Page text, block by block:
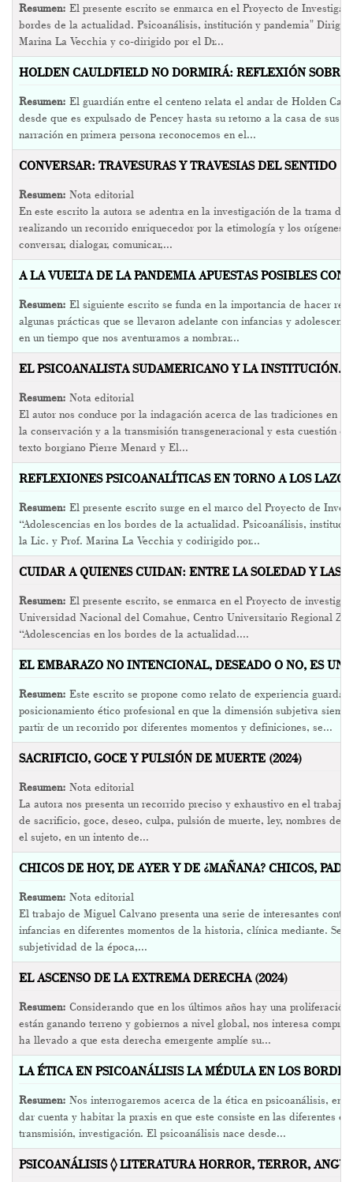
Resumen: El presente escrito se enmarca en el Proyecto de
bordes de la actualidad. Psicoanálisis, institución y pandemia"
Marina La Vecchia y co-dirigido por el Dr...
HOLDEN CAULDFIELD NO DORMIRÁ: REFLEXIÓN
Resumen: El guardián entre el centeno relata el andar de Holden
desde que es expulsado de Pencey hasta su retorno a la casa de sus
narración en primera persona reconocemos en el...
CONVERSAR: TRAVESURAS Y TRAVESIAS DEL SENTIDO
Resumen: Nota editorial
En este escrito la autora se adentra en la investigación de la trama de
realizando un recorrido enriquecedor por la etimología y los orígenes
conversar, dialogar, comunicar,...
A LA VUELTA DE LA PANDEMIA APUESTAS POSIBLES
Resumen: El siguiente escrito se funda en la importancia de hacer
algunas prácticas que se llevaron adelante con infancias y
en un tiempo que nos aventuramos a nombrar...
EL PSICOANALISTA SUDAMERICANO Y LA INSTITUCIÓN.
Resumen: Nota editorial
El autor nos conduce por la indagación acerca de las tradiciones en
la conservación y a la transmisión transgeneracional y esta cuestión
texto borgiano Pierre Menard y El...
REFLEXIONES PSICOANALÍTICAS EN TORNO A LOS
Resumen: El presente escrito surge en el marco del Proyecto de
“Adolescencias en los bordes de la actualidad. Psicoanálisis,
la Lic. y Prof. Marina La Vecchia y codirigido por...
CUIDAR A QUIENES CUIDAN: ENTRE LA SOLEDAD Y LAS
Resumen: El presente escrito, se enmarca en el Proyecto de
Universidad Nacional del Comahue, Centro Universitario Regional
“Adolescencias en los bordes de la actualidad....
EL EMBARAZO NO INTENCIONAL, DESEADO O NO, ES UN
Resumen: Este escrito se propone como relato de experiencia
posicionamiento ético profesional en que la dimensión subjetiva
partir de un recorrido por diferentes momentos y definiciones, se...
SACRIFICIO, GOCE Y PULSIÓN DE MUERTE (2024)
Resumen: Nota editorial
La autora nos presenta un recorrido preciso y exhaustivo en el trabajo
de sacrificio, goce, deseo, culpa, pulsión de muerte, ley, nombres del
el sujeto, en un intento de...
CHICOS DE HOY, DE AYER Y DE ¿MAÑANA? CHICOS,
Resumen: Nota editorial
El trabajo de Miguel Calvano presenta una serie de interesantes
infancias en diferentes momentos de la historia, clínica mediante. Se
subjetividad de la época,...
EL ASCENSO DE LA EXTREMA DERECHA (2024)
Resumen: Considerando que en los últimos años hay una
están ganando terreno y gobiernos a nivel global, nos interesa
ha llevado a que esta derecha emergente amplíe su...
LA ÉTICA EN PSICOANÁLISIS LA MÉDULA EN LOS
Resumen: Nos interrogaremos acerca de la ética en psicoanálisis, en
dar cuenta y habitar la praxis en que este consiste en las diferentes
transmisión, investigación. El psicoanálisis nace desde...
PSICOANÁLISIS ◊ LITERATURA HORROR, TERROR,